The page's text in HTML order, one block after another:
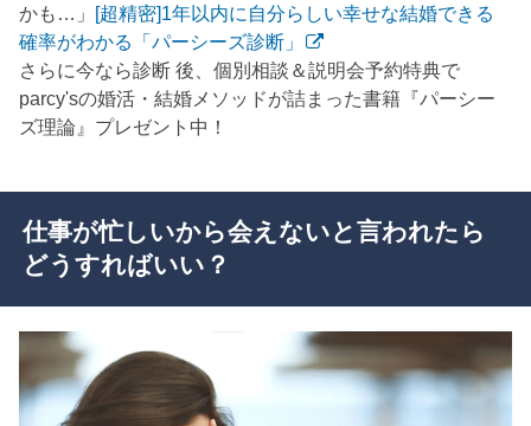
かも…」 [超精密]1年以内に自分らしい幸せな結婚できる
確率がわかる「パーシーズ診断」
さらに今なら診断 後、個別相談＆説明会予約特典で
parcy'sの婚活・結婚メソッドが詰まった書籍『パーシー
ズ理論』プレゼント中！
仕事が忙しいから会えないと言われたら
どうすればいい？